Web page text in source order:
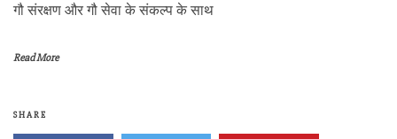
गौ संरक्षण और गौ सेवा के संकल्प के साथ
Read More
SHARE